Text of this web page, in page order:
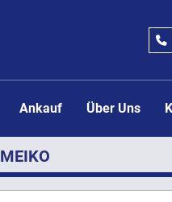
Ankauf Über Uns
MEIKO